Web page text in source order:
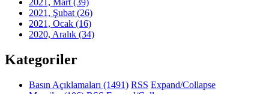
2021, Şubat (26)
2021, Ocak (16)
2020, Aralık (34)
Kategoriler
Basın Açıklamaları (1491) RSS Expand/Collapse